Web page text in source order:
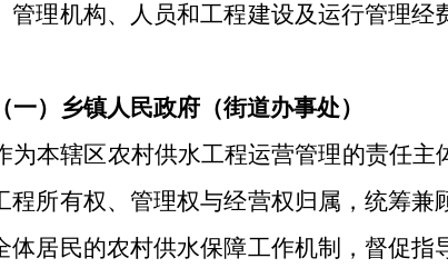
管理机构、人员和工程建设及运行管理
（一）
乡镇人民政府 （街道办事处）
为本辖区农村供水工程运营管理的责任主
程所有权、管理权与经营权归属，统筹
体居民的农村供水保障工作机制，督促